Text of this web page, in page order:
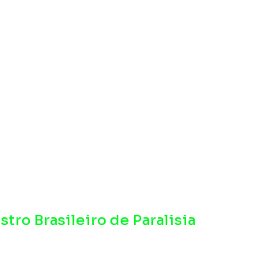
Brasileiro de Paralisia